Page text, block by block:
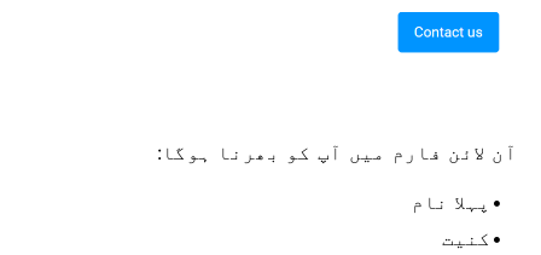
آن لائن فارم میں آپ کو بھرنا ہوگا:
پہلا نام
کنیت